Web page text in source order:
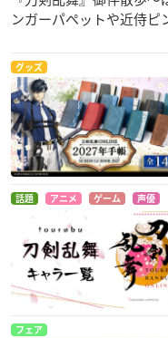
ンガーパペットや近侍ピ
グッズ
話題 アニメ ゲーム 声優
フェア